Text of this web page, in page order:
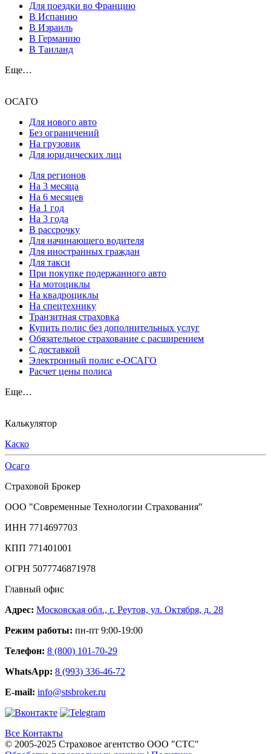
Для поездки во Францию
В Испанию
В Израиль
В Германию
В Таиланд
Еще…
ОСАГО
Для нового авто
Без ограничений
На грузовик
Для юридических лиц
Для регионов
На 3 месяца
На 6 месяцев
На 1 год
На 3 года
В рассрочку
Для начинающего водителя
Для иностранных граждан
Для такси
При покупке подержанного авто
На мотоциклы
На квадроциклы
На спецтехнику
Транзитная страховка
Купить полис без дополнительных услуг
Обязательное страхование с расширением
С доставкой
Электронный полис е-ОСАГО
Расчет цены полиса
Еще…
Калькулятор
Каско
Осаго
Страховой Брокер
ООО "Современные Технологии Страхования"
ИНН 7714697703
КПП 771401001
ОГРН 5077746871978
Главный офис
Адрес: Московская обл., г. Реутов, ул. Октября, д. 28
Режим работы: пн-пт 9:00-19:00
Телефон: 8 (800) 101-70-29
WhatsApp: 8 (993) 336-46-72
E-mail: info@stsbroker.ru
Все Контакты
© 2005-2025 Страховое агентство ООО "СТС"